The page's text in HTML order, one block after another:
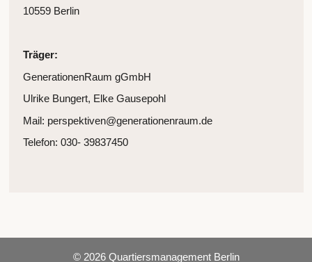
10559 Berlin
Träger:
GenerationenRaum gGmbH
Ulrike Bungert, Elke Gausepohl
Mail: perspektiven@generationenraum.de
Telefon: 030- 39837450
© 2026 Quartiersmanagement Berlin